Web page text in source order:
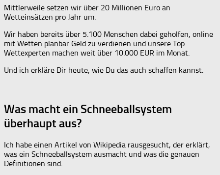
Mittlerweile setzen wir über 20 Millionen Euro an
Wetteinsätzen pro Jahr um.
Wir haben bereits über 5.100 Menschen dabei geholfen, online
mit Wetten planbar Geld zu verdienen und unsere Top
Wettexperten machen weit über 10.000 EUR im Monat.
Und ich erkläre Dir heute, wie Du das auch schaffen kannst.
Was macht ein Schneeballsystem
überhaupt aus?
Ich habe einen Artikel von Wikipedia rausgesucht, der erklärt,
was ein Schneeballsystem ausmacht und was die genauen
Definitionen sind.